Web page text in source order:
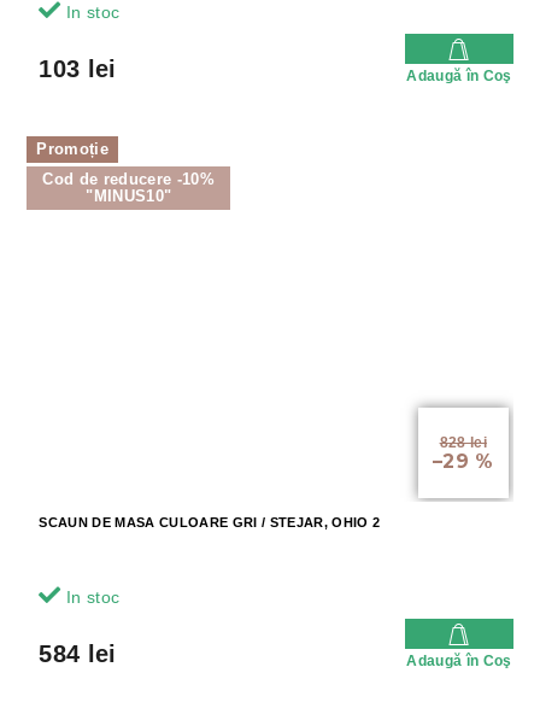
In stoc
103 lei Adaugă în Coş
Promoție
Cod de reducere -10%
"MINUS10"
828 lei
–29 %
SCAUN DE MASA CULOARE GRI / STEJAR, OHIO 2
In stoc
584 lei Adaugă în Coş